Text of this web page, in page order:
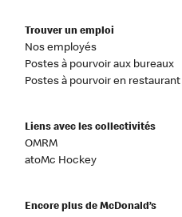
Trouver un emploi
Nos employés
Postes à pourvoir aux bureaux
Postes à pourvoir en restaurant
Liens avec les collectivités
OMRM
atoMc Hockey
Encore plus de McDonald’s